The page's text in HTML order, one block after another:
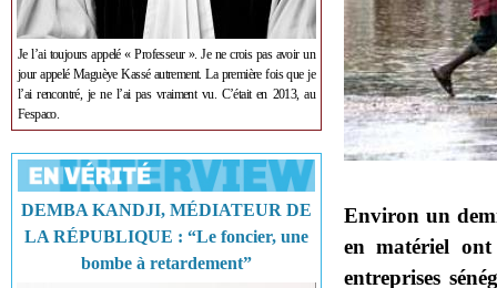
Je l’ai toujours appelé « Professeur ». Je ne crois pas avoir un
jour appelé Maguèye Kassé autrement. La première fois que je
l’ai rencontré, je ne l’ai pas vraiment vu. C’était en 2013, au
Fespaco.
DEMBA KANDJI, MÉDIATEUR DE
LA RÉPUBLIQUE : “Le foncier, une
bombe à retardement”
Environ un
en matériel
entreprises